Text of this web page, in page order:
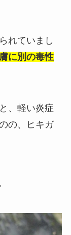
れていまし
に別の毒性
、軽い炎症
の、ヒキガ